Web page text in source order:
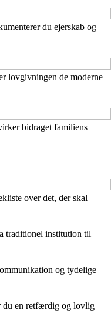
du ejerskab og
lovgivningen de moderne
bidraget familiens
over det, der skal
traditionel institution til
og tydelige
du en retfærdig og lovlig